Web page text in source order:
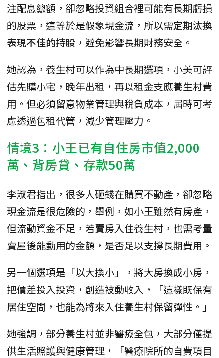
注配息總額，卻忽略投資組合裡可能有長期虧損
的股票，這等於是假象現金流，所以需定期汰換
表現不佳的持股 ，避免影響長期財務安全。
她認為，養生村可以作為中長期選項，小美可評
估先購小宅，晚年出租，再以租金支應養生村費
用。但必須留意物業管理與稅負成本，屆時可考
慮透過包租代管，減少管理壓力。
情境3：小王已有自住房市值2,000
萬、背房貸、存款50萬
李淑君指出，很多人砸錢在購買不動產，卻忽略
現金流是很危險的，舉例，如小王雖然有房產，
但流動資金不足，若賣房入住養生村，也需考量
賣屋後能動用的金額，是否足以支撐長期費用。
另一個選項是「以大換小」，將大房換成小房，
把價差投入投資，創造被動收入，「這樣既保有
居住空間，也能為將來入住養生村保留彈性。」
她強調，部分養生村並非醫療全包，大部分僅提
供生活照護與健康管理，「醫療院所的自費項目